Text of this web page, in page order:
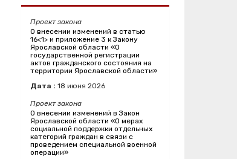
Проект закона
О внесении изменений в статью
16<1> и приложение 3 к Закону
Ярославской области «О
государственной регистрации
актов гражданского состояния на
территории Ярославской области»
Дата : 18 июня 2026
Проект закона
О внесении изменений в Закон
Ярославской области «О мерах
социальной поддержки отдельных
категорий граждан в связи с
проведением специальной военной
операции»